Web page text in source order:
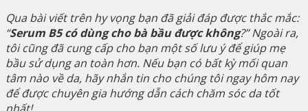
Qua bài viết trên hy vọng bạn đã giải đáp được thắc mắc:
“Serum B5 có dùng cho bà bầu được không?” Ngoài ra,
tôi cũng đã cung cấp cho bạn một số lưu ý để giúp mẹ
bầu sử dụng an toàn hơn. Nếu bạn có bất kỳ mối quan
tâm nào về da, hãy nhắn tin cho chúng tôi ngay hôm nay
để được chuyên gia hướng dẫn cách chăm sóc da tốt
nhất!